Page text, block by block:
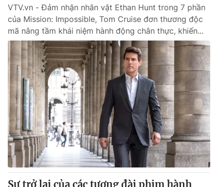
VTV.vn - Đảm nhận nhân vật Ethan Hunt trong 7 phần
của Mission: Impossible, Tom Cruise đơn thương độc
mã nâng tầm khái niệm hành động chân thực, khiến...
Sự trở lại của các tượng đài phim hành